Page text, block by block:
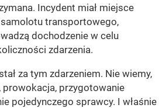
Incydent miał miejsce
transportowego,
dochodzenie w celu
zdarzenia.
za tym zdarzeniem. Nie wiemy,
prowokacja, przygotowanie
pojedynczego sprawcy. I właśnie